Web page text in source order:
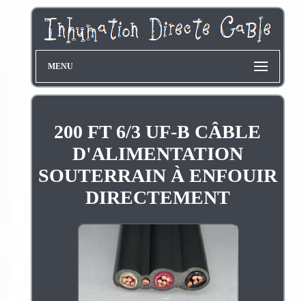
MENU
200 FT 6/3 UF-B CÂBLE
D'ALIMENTATION
SOUTERRAIN À ENFOUIR
DIRECTEMENT